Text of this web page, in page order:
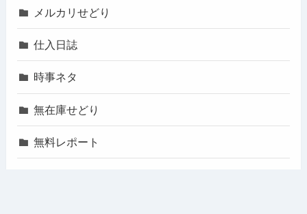
メルカリせどり
仕入日誌
時事ネタ
無在庫せどり
無料レポート